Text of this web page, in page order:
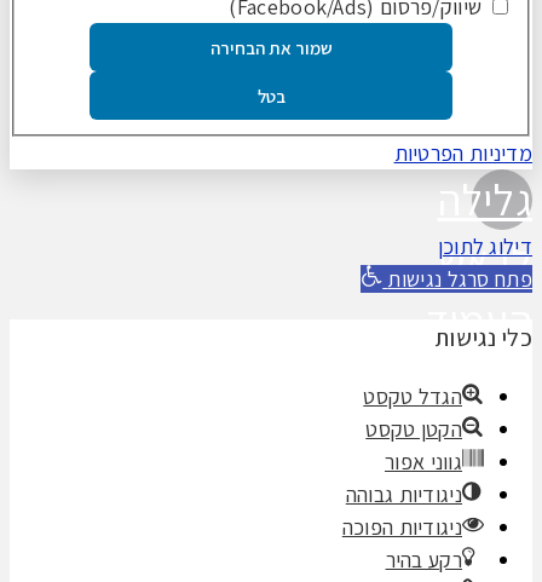
שיווק/פרסום (Facebook/Ads)
שמור את הבחירה
בטל
מדיניות הפרטיות
גלילה
לראש
העמוד
דילוג לתוכן
פתח סרגל נגישות
כלי נגישות
הגדל טקסט
הקטן טקסט
גווני אפור
ניגודיות גבוהה
ניגודיות הפוכה
רקע בהיר